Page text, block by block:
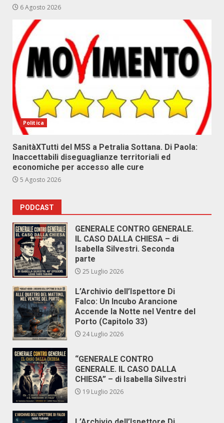
6 Agosto 2026
Politica
SanitàXTutti del M5S a Petralia Sottana. Di Paola:
Inaccettabili diseguaglianze territoriali ed
economiche per accesso alle cure
5 Agosto 2026
PODCAST
GENERALE CONTRO GENERALE.
IL CASO DALLA CHIESA – di
Isabella Silvestri. Seconda
parte
25 Luglio 2026
L’Archivio dell’Ispettore Di
Falco: Un Incubo Arancione
Accende la Notte nel Ventre del
Porto (Capitolo 33)
24 Luglio 2026
“GENERALE CONTRO
GENERALE. IL CASO DALLA
CHIESA” – di Isabella Silvestri
19 Luglio 2026